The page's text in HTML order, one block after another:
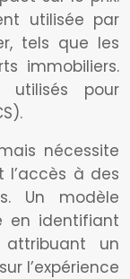
utilisée par
tels que les
immobiliers.
utilisés pour
nécessite
à des
Un modèle
en identifiant
un
l’expérience